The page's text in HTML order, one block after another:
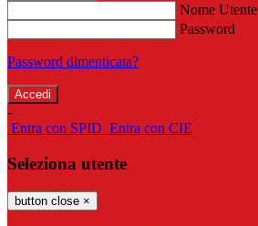
Nome Utente
Password
Password dimenticata?
-
Entra con SPID Entra con CIE
Seleziona utente
button close ×